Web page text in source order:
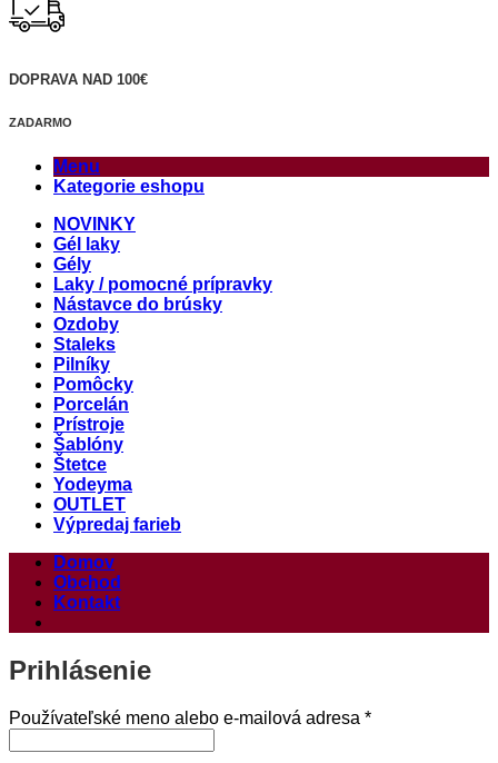
DOPRAVA NAD 100€
ZADARMO
Menu
Kategorie eshopu
NOVINKY
Gél laky
Gély
Laky / pomocné prípravky
Nástavce do brúsky
Ozdoby
Staleks
Pilníky
Pomôcky
Porcelán
Prístroje
Šablóny
Štetce
Yodeyma
OUTLET
Výpredaj farieb
Domov
Obchod
Kontakt
Prihlásenie
Používateľské meno alebo e-mailová adresa *Povinné